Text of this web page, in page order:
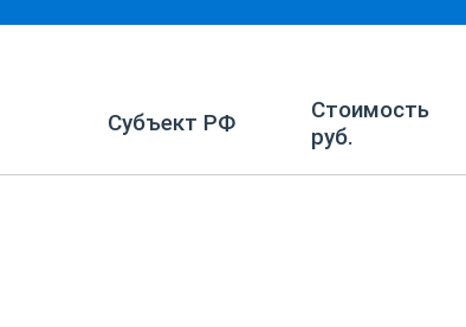
Субъект РФ
Стоимость
руб.